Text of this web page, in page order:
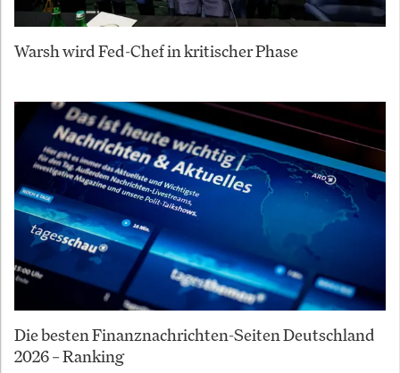
Warsh wird Fed-Chef in kritischer Phase
Die besten Finanznachrichten-Seiten Deutschland
2026 – Ranking